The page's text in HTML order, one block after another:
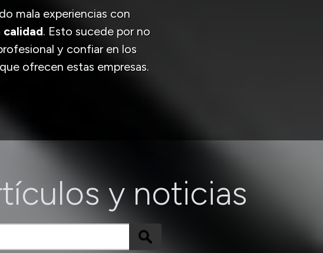
mala experiencias con
calidad. Esto sucede por no
y confiar en los
ofrecen estas empresas.
y noticias